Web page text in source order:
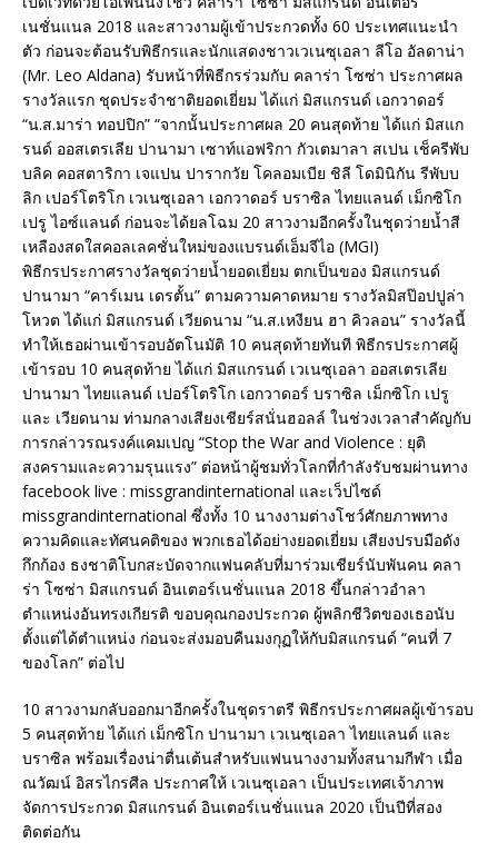
เนชั่นแนล 2018 และสาวงามผู้เข้าประกวดทั้ง 60 ประเทศแนะนำ
ตัว ก่อนจะต้อนรับพิธีกรและนักแสดงชาวเวเนซุเอลา ลีโอ อัลดาน่า
(Mr. Leo Aldana) รับหน้าที่พิธีกรร่วมกับ คลาร่า โซซ่า ประกาศผล
รางวัลแรก ชุดประจำชาติยอดเยี่ยม ได้แก่ มิสแกรนด์ เอกวาดอร์
“น.ส.มาร่า ทอปปิก” “จากนั้นประกาศผล 20 คนสุดท้าย ได้แก่ มิสแก
รนด์ ออสเตรเลีย ปานามา เซาท์แอฟริกา กัวเตมาลา สเปน เช็ครีพับ
บลิค คอสตาริกา เจแปน ปารากวัย โคลอมเบีย ชิลี โดมินิกัน รีพับบ
ลิก เปอร์โตริโก เวเนซุเอลา เอกวาดอร์ บราซิล ไทยแลนด์ เม็กซิโก
เปรู ไอซ์แลนด์ ก่อนจะได้ยลโฉม 20 สาวงามอีกครั้งในชุดว่ายน้ำสี
เหลืองสดใสคอลเลคชั่นใหม่ของแบรนด์เอ็มจีไอ (MGI)
พิธีกรประกาศรางวัลชุดว่ายน้ำยอดเยี่ยม ตกเป็นของ มิสแกรนด์
ปานามา “คาร์เมน เดรตั้น” ตามความคาดหมาย รางวัลมิสป๊อปปูล่า
โหวต ได้แก่ มิสแกรนด์ เวียดนาม “น.ส.เหงียน ฮา คิวลอน” รางวัลนี้
ทำให้เธอผ่านเข้ารอบอัตโนมัติ 10 คนสุดท้ายทันที พิธีกรประกาศผู้
เข้ารอบ 10 คนสุดท้าย ได้แก่ มิสแกรนด์ เวเนซุเอลา ออสเตรเลีย
ปานามา ไทยแลนด์ เปอร์โตริโก เอกวาดอร์ บราซิล เม็กซิโก เปรู
และ เวียดนาม ท่ามกลางเสียงเชียร์สนั่นฮอลล์ ในช่วงเวลาสำคัญกับ
การกล่าวรณรงค์แคมเปญ “Stop the War and Violence : ยุติ
สงครามและความรุนแรง” ต่อหน้าผู้ชมทั่วโลกที่กำลังรับชมผ่านทาง
facebook live : missgrandinternational และเว็ปไซด์
missgrandinternational ซึ่งทั้ง 10 นางงามต่างโชว์ศักยภาพทาง
ความคิดและทัศนคติของ พวกเธอได้อย่างยอดเยี่ยม เสียงปรบมือดัง
กึกก้อง ธงชาติโบกสะบัดจากแฟนคลับที่มาร่วมเชียร์นับพันคน คลา
ร่า โซซ่า มิสแกรนด์ อินเตอร์เนชั่นแนล 2018 ขึ้นกล่าวอำลา
ตำแหน่งอันทรงเกียรติ ขอบคุณกองประกวด ผู้พลิกชีวิตของเธอนับ
ตั้งแต่ได้ตำแหน่ง ก่อนจะส่งมอบคืนมงกุฏให้กับมิสแกรนด์ “คนที่ 7
ของโลก” ต่อไป
10 สาวงามกลับออกมาอีกครั้งในชุดราตรี พิธีกรประกาศผลผู้เข้ารอบ
5 คนสุดท้าย ได้แก่ เม็กซิโก ปานามา เวเนซุเอลา ไทยแลนด์ และ
บราซิล พร้อมเรื่องน่าตื่นเต้นสำหรับแฟนนางงามทั้งสนามกีฬา เมื่อ
ณวัฒน์ อิสรไกรศีล ประกาศให้ เวเนซุเอลา เป็นประเทศเจ้าภาพ
จัดการประกวด มิสแกรนด์ อินเตอร์เนชั่นแนล 2020 เป็นปีที่สอง
ติดต่อกัน